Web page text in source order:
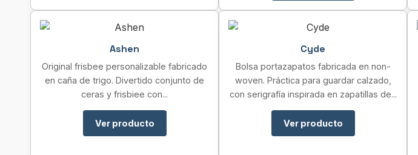
Ashen
Original frisbee personalizable fabricado
en caña de trigo. Divertido conjunto de
ceras y frisbiee con...
Ver producto
Cyde
Bolsa portazapatos fabricada en non-
woven. Práctica para guardar calzado,
con serigrafía inspirada en zapatillas de...
Ver producto